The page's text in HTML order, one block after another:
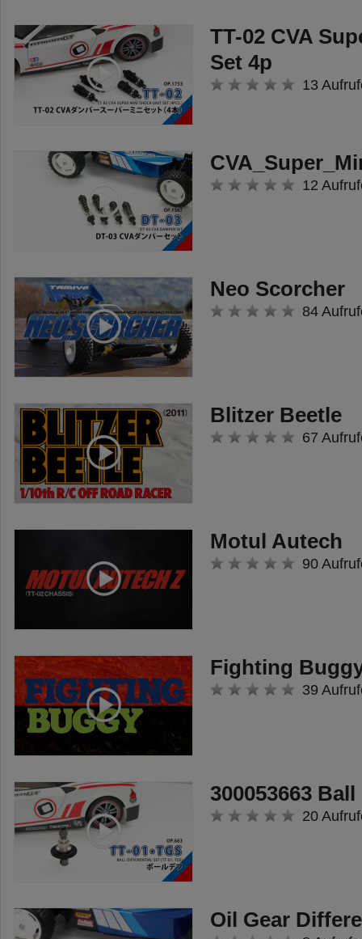
TT-02 CVA
Set 4p
13
12
Neo Scorcher
84
Blitzer Beetle
67
Motul Autech
90
Fighting
39
300053663
20
Oil Gear